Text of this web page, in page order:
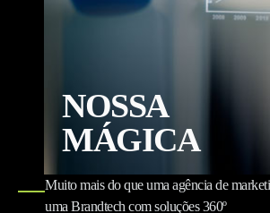
NOSSA
MÁGICA
Muito mais do que uma agência de
uma Brandtech com soluções 360º